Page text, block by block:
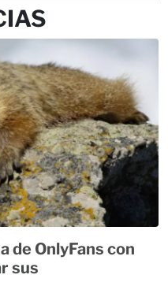
de OnlyFans con
sus